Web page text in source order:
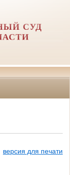
СУД
версия для печати